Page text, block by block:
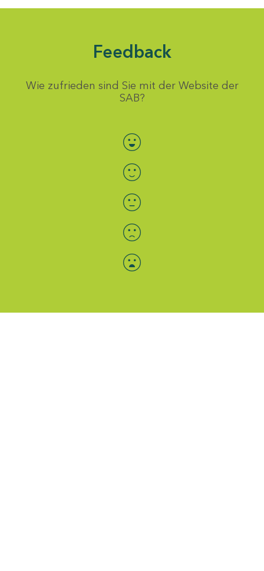
Feedback
Wie zufrieden sind Sie mit der Website der
SAB?
Bewertung auswählen